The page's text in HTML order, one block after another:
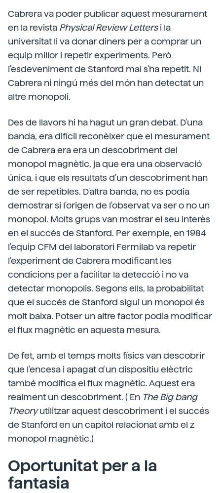
Cabrera va poder publicar aquest mesurament
en la revista Physical Review Lettersi la
universitat li va donar diners per a comprar un
equip millor i repetir experiments. Però
l'esdeveniment de Stanford mai s'ha repetit. Ni
Cabrera ni ningú més del món han detectat un
altre monopoli.
Des de llavors hi ha hagut un gran debat. D'una
banda, era difícil reconèixer que el mesurament
de Cabrera era era un descobriment del
monopol magnètic, ja que era una observació
única, i que els resultats d'un descobriment han
de ser repetibles. D'altra banda, no es podia
demostrar si l'origen de l'observat va ser o no un
monopol. Molts grups van mostrar el seu interès
en el succés de Stanford. Per exemple, en 1984
l'equip CFM del laboratori Fermilab va repetir
l'experiment de Cabrera modificant les
condicions per a facilitar la detecció i no va
detectar monopolis. Segons ells, la probabilitat
que el succés de Stanford sigui un monopol és
molt baixa. Potser un altre factor podia modificar
el flux magnètic en aquesta mesura.
De fet, amb el temps molts físics van descobrir
que l'encesa i apagat d'un dispositiu elèctric
també modifica el flux magnètic. Aquest era
realment un descobriment. ( En The Big bang
Theoryutilitzar aquest descobriment i el succés
de Stanford en un capítol relacionat amb el z
monopol magnètic.)
Oportunitat per a la
fantasia